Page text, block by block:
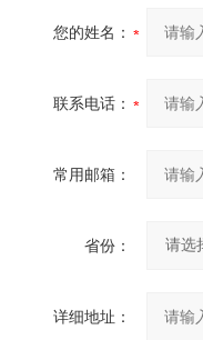
您的姓名：
联系电话：
常用邮箱：
省份：
详细地址：